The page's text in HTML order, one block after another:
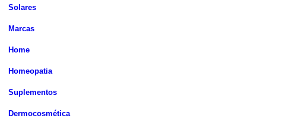
Solares
Marcas
Home
Homeopatia
Suplementos
Dermocosmética